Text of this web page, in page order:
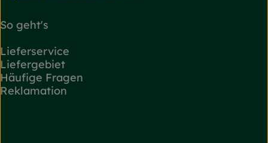
So geht's
Lieferservice
Liefergebiet
Häufige Fragen
Reklamation